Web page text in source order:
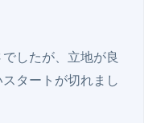
したが、立地が良
タートが切れまし